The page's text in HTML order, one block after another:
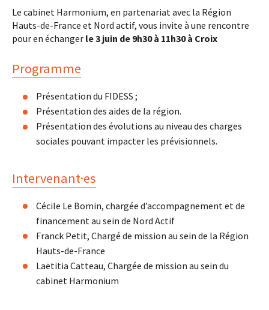
Le cabinet Harmonium, en partenariat avec la Région
Hauts-de-France et Nord actif, vous invite à une rencontre
pour en échanger le 3 juin de 9h30 à 11h30 à Croix
Programme
Présentation du FIDESS ;
Présentation des aides de la région.
Présentation des évolutions au niveau des charges
sociales pouvant impacter les prévisionnels.
Intervenant·es
Cécile Le Bomin, chargée d’accompagnement et de
financement au sein de Nord Actif
Franck Petit, Chargé de mission au sein de la Région
Hauts-de-France
Laëtitia Catteau, Chargée de mission au sein du
cabinet Harmonium